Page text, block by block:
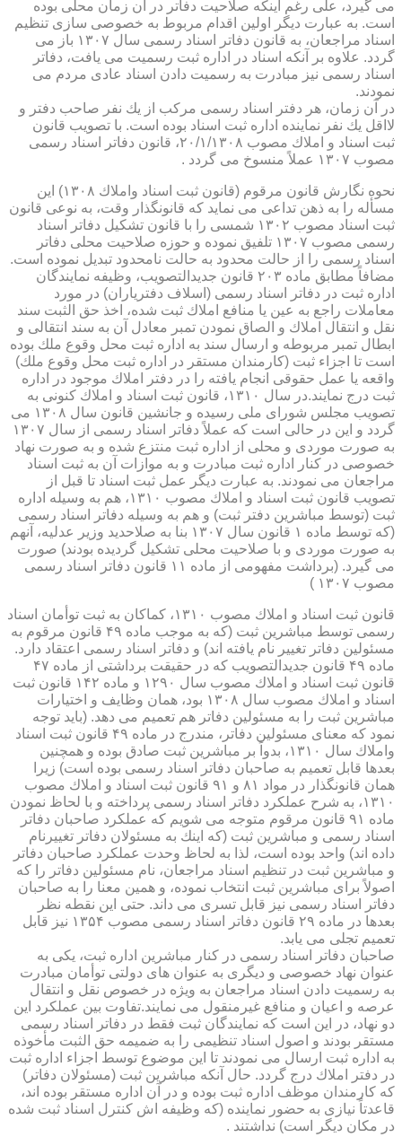
می گیرد، علی رغم اینكه صلاحیت دفاتر در آن زمان محلی بوده
است. به عبارت دیگر اولین اقدام مربوط به خصوصی سازی تنظیم
اسناد مراجعان، به قانون دفاتر اسناد رسمی سال ۱۳۰۷ باز می
گردد. علاوه بر آنكه اسناد در اداره ثبت رسمیت می یافت، دفاتر
اسناد رسمی نیز مبادرت به رسمیت دادن اسناد عادی مردم می
نمودند.
در آن زمان، هر دفتر اسناد رسمی مركب از یك نفر صاحب دفتر و
لااقل یك نفر نماینده اداره ثبت اسناد بوده است. با تصویب قانون
ثبت اسناد و املاك مصوب ۲۰/۱/۱۳۰۸، قانون دفاتر اسناد رسمی
مصوب ۱۳۰۷ عملاً منسوخ می گردد .
نحوه نگارش قانون مرقوم (قانون ثبت اسناد واملاك ۱۳۰۸) این
مسأله را به ذهن تداعی می نماید كه قانونگذار وقت، به نوعی قانون
ثبت اسناد مصوب ۱۳۰۲ شمسی را با قانون تشكیل دفاتر اسناد
رسمی مصوب ۱۳۰۷ تلفیق نموده و حوزه صلاحیت محلی دفاتر
اسناد رسمی را از حالت محدود به حالت نامحدود تبدیل نموده است.
مضافاً مطابق ماده ۲۰۳ قانون جدیدالتصویب، وظیفه نمایندگان
اداره ثبت در دفاتر اسناد رسمی (اسلاف دفتریاران) در مورد
معاملات راجع به عین یا منافع املاك ثبت شده، اخذ حق الثبت سند
نقل و انتقال املاك و الصاق نمودن تمبر معادل آن به سند انتقالی و
ابطال تمبر مربوطه و ارسال سند به اداره ثبت محل وقوع ملك بوده
است تا اجزاء ثبت (كارمندان مستقر در اداره ثبت محل وقوع ملك)
واقعه یا عمل حقوقی انجام یافته را در دفتر املاك موجود در اداره
ثبت درج نمایند.در سال ۱۳۱۰، قانون ثبت اسناد و املاك كنونی به
تصویب مجلس شورای ملی رسیده و جانشین قانون سال ۱۳۰۸ می
گردد و این در حالی است كه عملاً دفاتر اسناد رسمی از سال ۱۳۰۷
به صورت موردی و محلی از اداره ثبت منتزع شده و به صورت نهاد
خصوصی در كنار اداره ثبت مبادرت و به موازات آن به ثبت اسناد
مراجعان می نمودند. به عبارت دیگر عمل ثبت اسناد تا قبل از
تصویب قانون ثبت اسناد و املاك مصوب ۱۳۱۰، هم به وسیله اداره
ثبت (توسط مباشرین دفتر ثبت) و هم به وسیله دفاتر اسناد رسمی
(كه توسط ماده ۱ قانون سال ۱۳۰۷ بنا به صلاحدید وزیر عدلیه، آنهم
به صورت موردی و با صلاحیت محلی تشكیل گردیده بودند) صورت
می گیرد. (برداشت مفهومی از ماده ۱۱ قانون دفاتر اسناد رسمی
مصوب ۱۳۰۷ )
قانون ثبت اسناد و املاك مصوب ۱۳۱۰، كماكان به ثبت توأمان اسناد
رسمی توسط مباشرین ثبت (كه به موجب ماده ۴۹ قانون مرقوم به
مسئولین دفاتر تغییر نام یافته اند) و دفاتر اسناد رسمی اعتقاد دارد.
ماده ۴۹ قانون جدیدالتصویب كه در حقیقت برداشتی از ماده ۴۷
قانون ثبت اسناد و املاك مصوب سال ۱۲۹۰ و ماده ۱۴۲ قانون ثبت
اسناد و املاك مصوب سال ۱۳۰۸ بود، همان وظایف و اختیارات
مباشرین ثبت را به مسئولین دفاتر هم تعمیم می دهد. (باید توجه
نمود كه معنای مسئولین دفاتر، مندرج در ماده ۴۹ قانون ثبت اسناد
واملاك سال ۱۳۱۰، بدواً بر مباشرین ثبت صادق بوده و همچنین
بعدها قابل تعمیم به صاحبان دفاتر اسناد رسمی بوده است) زیرا
همان قانونگذار در مواد ۸۱ و ۹۱ قانون ثبت اسناد و املاك مصوب
۱۳۱۰، به شرح عملكرد دفاتر اسناد رسمی پرداخته و با لحاظ نمودن
ماده ۹۱ قانون مرقوم متوجه می شویم كه عملكرد صاحبان دفاتر
اسناد رسمی و مباشرین ثبت (كه اینك به مسئولان دفاتر تغییرنام
داده اند) واحد بوده است، لذا به لحاظ وحدت عملكرد صاحبان دفاتر
و مباشرین ثبت در تنظیم اسناد مراجعان، نام مسئولین دفاتر را كه
اصولاً برای مباشرین ثبت انتخاب نموده، و همین معنا را به صاحبان
دفاتر اسناد رسمی نیز قابل تسری می داند. حتی این نقطه نظر
بعدها در ماده ۲۹ قانون دفاتر اسناد رسمی مصوب ۱۳۵۴ نیز قابل
تعمیم تجلی می یابد.
صاحبان دفاتر اسناد رسمی در كنار مباشرین اداره ثبت، یكی به
عنوان نهاد خصوصی و دیگری به عنوان های دولتی توأمان مبادرت
به رسمیت دادن اسناد مراجعان به ویژه در خصوص نقل و انتقال
عرصه و اعیان و منافع غیرمنقول می نمایند.تفاوت بین عملكرد این
دو نهاد، در این است كه نمایندگان ثبت فقط در دفاتر اسناد رسمی
مستقر بودند و اصول اسناد تنظیمی را به ضمیمه حق الثبت مأخوذه
به اداره ثبت ارسال می نمودند تا این موضوع توسط اجزاء اداره ثبت
در دفتر املاك درج گردد. حال آنكه مباشرین ثبت (مسئولان دفاتر)
كه كارمندان موظف اداره ثبت بوده و در آن اداره مستقر بوده اند،
قاعدتاً نیازی به حضور نماینده (كه وظیفه اش كنترل اسناد ثبت شده
در مكان دیگر است) نداشتند .